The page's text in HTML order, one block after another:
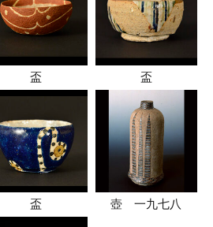
盃 盃
盃 壺 一九七八